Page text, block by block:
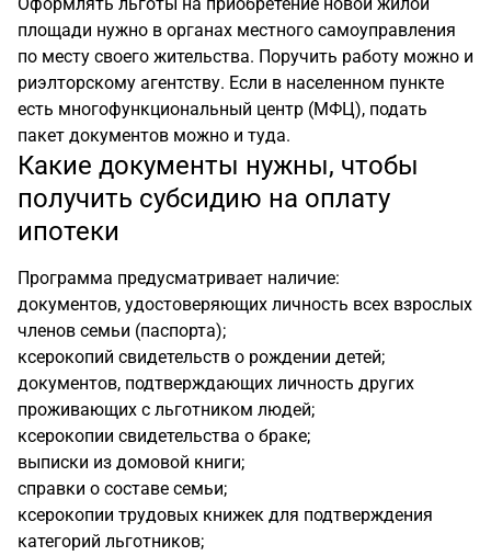
площади нужно в органах местного самоуправления
по месту своего жительства. Поручить работу можно и
риэлторскому агентству. Если в населенном пункте
есть многофункциональный центр (МФЦ), подать
пакет документов можно и туда.
Какие документы нужны, чтобы
получить субсидию на оплату
ипотеки
Программа предусматривает наличие:
документов, удостоверяющих личность всех взрослых
членов семьи (паспорта);
ксерокопий свидетельств о рождении детей;
документов, подтверждающих личность других
проживающих с льготником людей;
ксерокопии свидетельства о браке;
выписки из домовой книги;
справки о составе семьи;
ксерокопии трудовых книжек для подтверждения
категорий льготников;